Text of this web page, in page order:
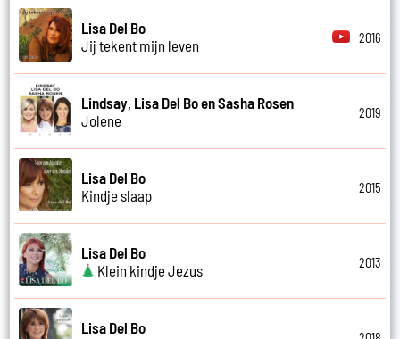
Lisa Del Bo
Jij tekent mijn leven
2016
Lindsay, Lisa Del Bo en Sasha Rosen
Jolene
2019
Lisa Del Bo
Kindje slaap
2015
Lisa Del Bo
Klein kindje Jezus
2013
Lisa Del Bo